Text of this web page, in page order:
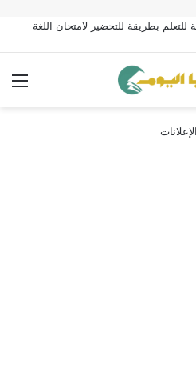
للتعلم بطريقة للتحضير لامتحان اللغة
الإعلانات